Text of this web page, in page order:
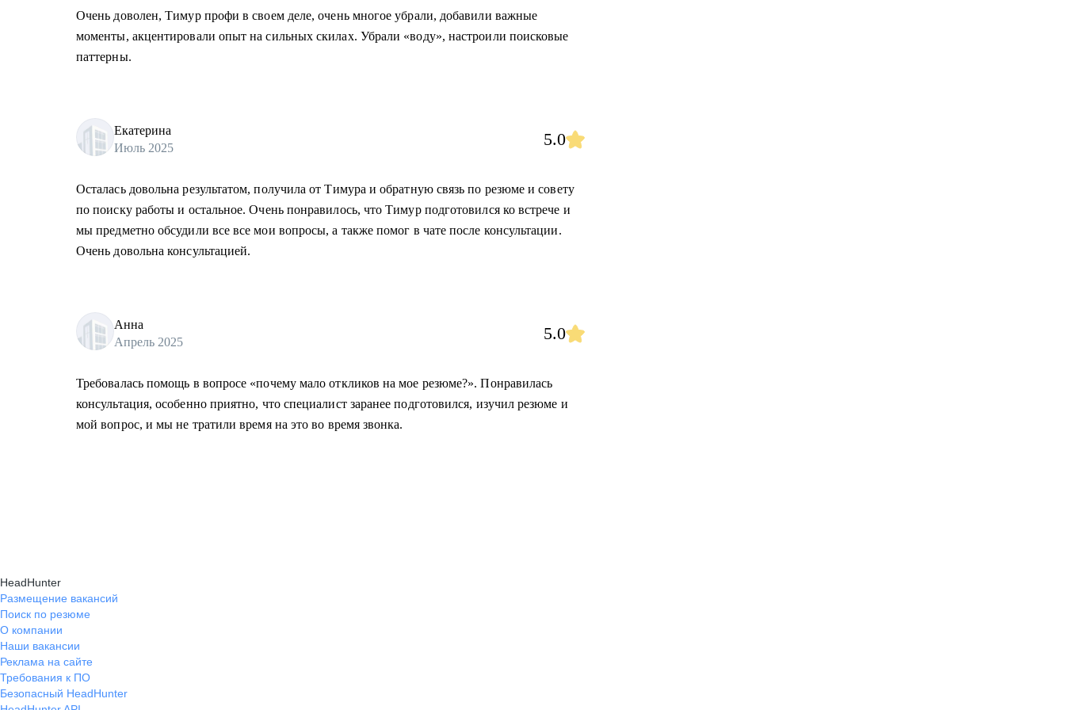
Очень доволен, Тимур профи в своем деле, очень многое убрали, добавили важные
моменты, акцентировали опыт на сильных скилах. Убрали «воду», настроили поисковые
паттерны.
Екатерина
Июль 2025
5.0
Осталась довольна результатом, получила от Тимура и обратную связь по резюме и совету
по поиску работы и остальное. Очень понравилось, что Тимур подготовился ко встрече и
мы предметно обсудили все все мои вопросы, а также помог в чате после консультации.
Очень довольна консультацией.
Анна
Апрель 2025
5.0
Требовалась помощь в вопросе «почему мало откликов на мое резюме?». Понравилась
консультация, особенно приятно, что специалист заранее подготовился, изучил резюме и
мой вопрос, и мы не тратили время на это во время звонка.
HeadHunter
Размещение вакансий
Поиск по резюме
О компании
Наши вакансии
Реклама на сайте
Требования к ПО
Безопасный HeadHunter